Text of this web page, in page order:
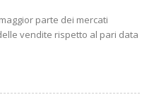
parte dei mercati
vendite rispetto al pari data